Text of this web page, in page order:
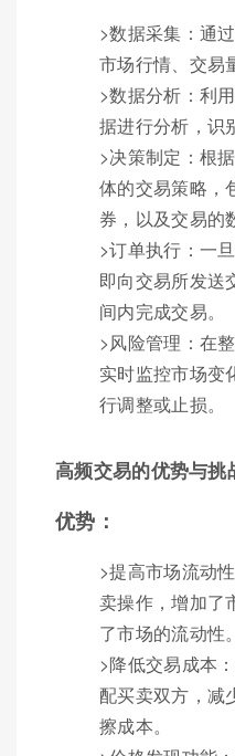
>数据采集：通
市场行情、交易
>数据分析：利
据进行分析，识
>决策制定：根
体的交易策略，
券，以及交易的
>订单执行：一
即向交易所发送
间内完成交易。
>风险管理：在
实时监控市场变
行调整或止损。
高频交易的优势与挑
优势：
>提高市场流动
卖操作，增加了
了市场的流动性。
>降低交易成本
配买卖双方，减
擦成本。